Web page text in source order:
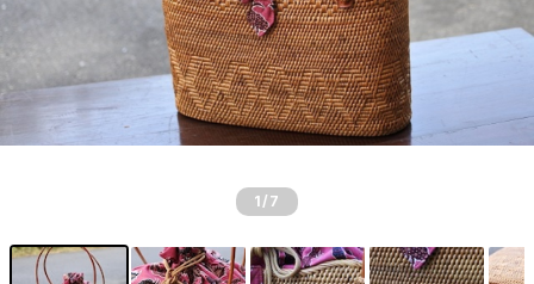
1 /7